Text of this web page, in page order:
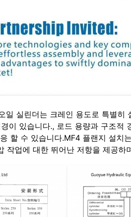
일 실린더는 크레인 용도로 특별
이 있습니다., 로드 용량과 구조
할 수 있습니다.MF4 플랜지 설
작업에 대한 뛰어난 저항을 제공